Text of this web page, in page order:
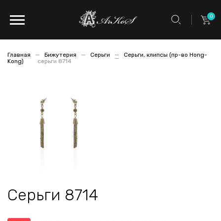
0
Главная Бижутерия Серьги
Серьги, клипсы (пр-во Hong-
Kong)
серьги 8714
Серьги 8714